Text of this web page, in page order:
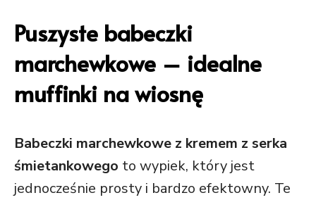
Puszyste babeczki
marchewkowe – idealne
muffinki na wiosnę
Babeczki marchewkowe z kremem z serka
śmietankowego to wypiek, który jest
jednocześnie prosty i bardzo efektowny. Te